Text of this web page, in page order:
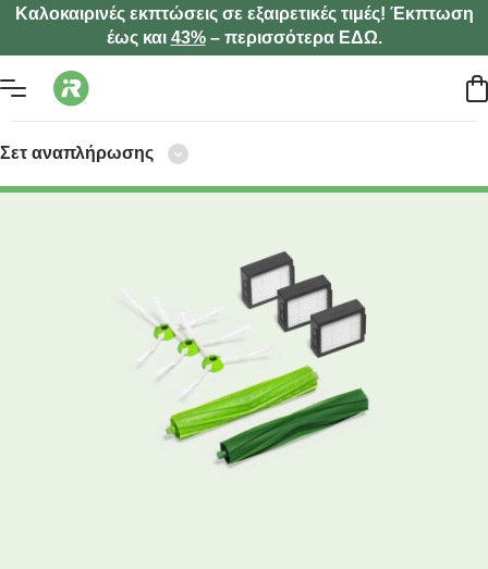
Καλοκαιρινές εκπτώσεις σε εξαιρετικές τιμές! Έκπτωση
έως και 43%– περισσότερα ΕΔΩ.
Σετ αναπλήρωσης